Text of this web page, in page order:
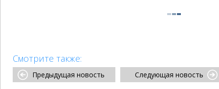
Смотрите также:
Предыдущая новость Следующая новость